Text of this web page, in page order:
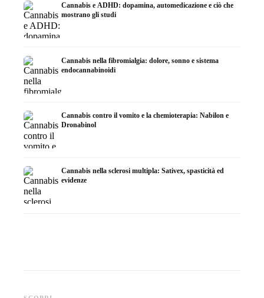
Cannabis e ADHD: dopamina, automedicazione e ciò che
mostrano gli studi
Cannabis nella fibromialgia: dolore, sonno e sistema
endocannabinoidi
Cannabis contro il vomito e la chemioterapia: Nabilon e
Dronabinol
Cannabis nella sclerosi multipla: Sativex, spasticità ed
evidenze